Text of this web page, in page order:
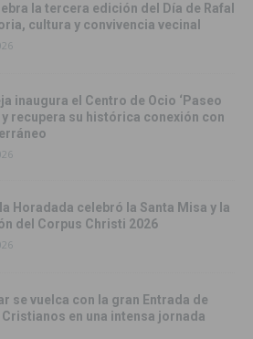
la tercera edición del Día de Rafal
cultura y convivencia vecinal
inaugura el Centro de Ocio ‘Paseo
y recupera su histórica conexión con
Horadada celebró la Santa Misa y la
del Corpus Christi 2026
se vuelca con la gran Entrada de
Cristianos en una intensa jornada